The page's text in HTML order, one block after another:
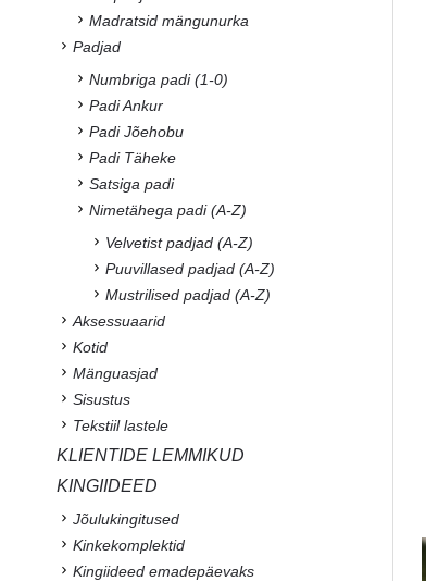
Madratsid mängunurka
Padjad
Numbriga padi (1-0)
Padi Ankur
Padi Jõehobu
Padi Täheke
Satsiga padi
Nimetähega padi (A-Z)
Velvetist padjad (A-Z)
Puuvillased padjad (A-Z)
Mustrilised padjad (A-Z)
Aksessuaarid
Kotid
Mänguasjad
Sisustus
Tekstiil lastele
KLIENTIDE LEMMIKUD
KINGIIDEED
Jõulukingitused
Kinkekomplektid
Kingiideed emadepäevaks